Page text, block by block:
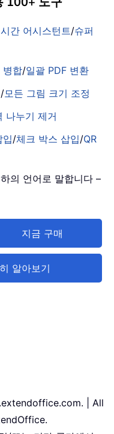
간 어시스턴트/슈퍼
병합/일괄 PDF 변환
/모든 그림 크기 조정
나누기 제거
/체크 박스 삽입/QR
의 언어로 말합니다 –
지금 구매
알아보기
| All